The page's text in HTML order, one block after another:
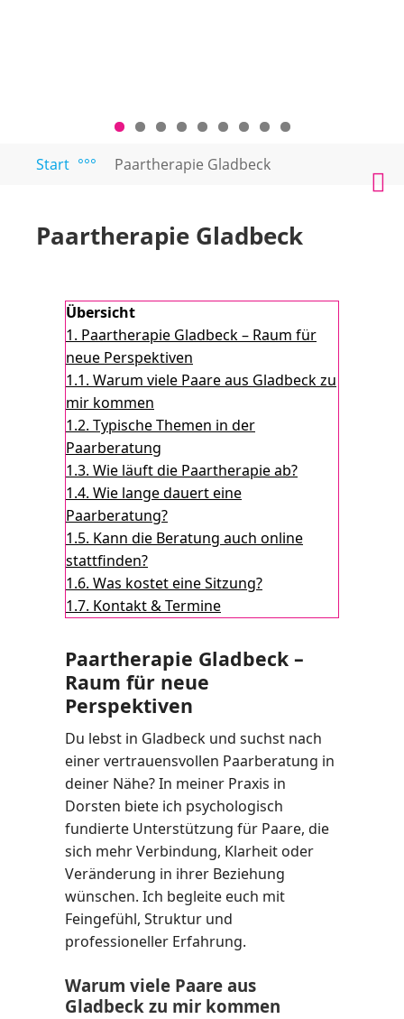
PAARTEXT
Coaching
und
Start °°° Paartherapie Gladbeck
Paartherapie Gladbeck
Übersicht
1. Paartherapie Gladbeck – Raum für
neue Perspektiven
1.1. Warum viele Paare aus Gladbeck zu
mir kommen
1.2. Typische Themen in der
Paarberatung
1.3. Wie läuft die Paartherapie ab?
1.4. Wie lange dauert eine
Paarberatung?
1.5. Kann die Beratung auch online
stattfinden?
1.6. Was kostet eine Sitzung?
1.7. Kontakt & Termine
Paartherapie Gladbeck –
Raum für neue
Perspektiven
Du lebst in Gladbeck und suchst nach
einer vertrauensvollen Paarberatung in
deiner Nähe? In meiner Praxis in
Dorsten biete ich psychologisch
fundierte Unterstützung für Paare, die
sich mehr Verbindung, Klarheit oder
Veränderung in ihrer Beziehung
wünschen. Ich begleite euch mit
Feingefühl, Struktur und
professioneller Erfahrung.
Warum viele Paare aus
Gladbeck zu mir kommen